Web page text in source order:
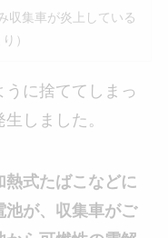
収集車が炎上している
）
に捨ててしまっ
しました。
熱式たばこなどに
池が、収集車がご